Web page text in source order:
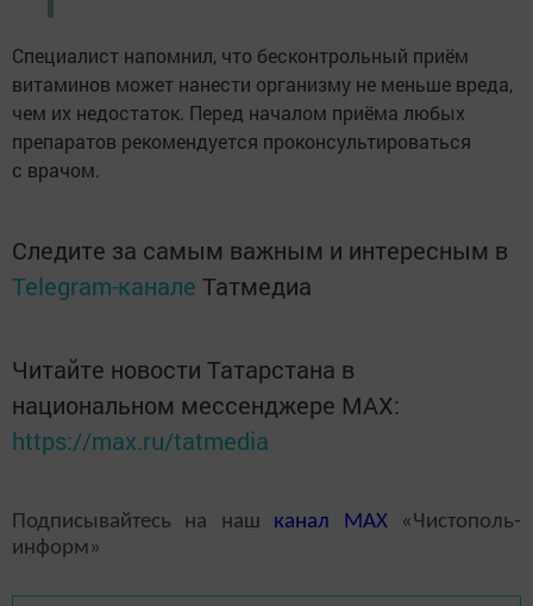
Специалист напомнил, что бесконтрольный приём
витаминов может нанести организму не меньше вреда,
чем их недостаток. Перед началом приёма любых
препаратов рекомендуется проконсультироваться
с врачом.
Следите за самым важным и интересным в
Telegram-канале Татмедиа
Читайте новости Татарстана в
национальном мессенджере MАХ:
https://max.ru/tatmedia
Подписывайтесь на наш канал MAX«Чистополь-
информ»